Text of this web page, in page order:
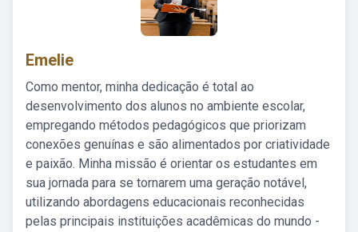
Emelie
Como mentor, minha dedicação é total ao
desenvolvimento dos alunos no ambiente escolar,
empregando métodos pedagógicos que priorizam
conexões genuínas e são alimentados por criatividade
e paixão. Minha missão é orientar os estudantes em
sua jornada para se tornarem uma geração notável,
utilizando abordagens educacionais reconhecidas
pelas principais instituições acadêmicas do mundo -